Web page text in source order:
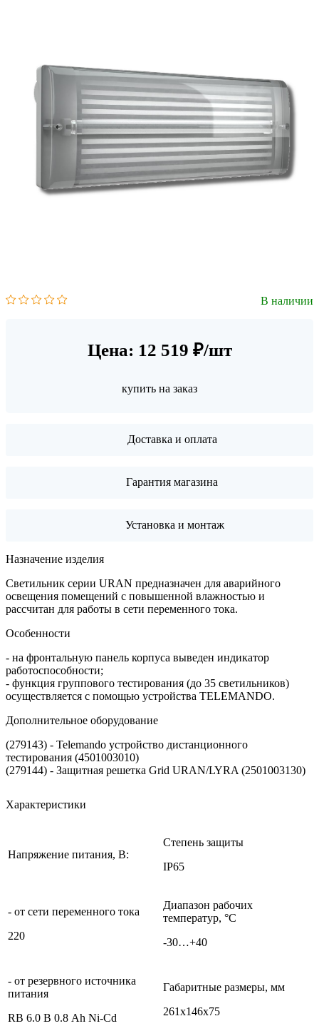
В наличии
Цена: 12 519 ₽/шт
купить на заказ
Доставка и оплата
Гарантия магазина
Установка и монтаж
Назначение изделия
Светильник серии URAN предназначен для аварийного
освещения помещений с повышенной влажностью и
рассчитан для работы в сети переменного тока.
Особенности
- на фронтальную панель корпуса выведен индикатор
работоспособности;
- функция группового теcтирования (до 35 светильников)
осуществляется с помощью устройства TELEMANDO.
Дополнительное оборудование
(279143) - Telemando устройство дистанционного
тестирования (4501003010)
(279144) - Защитная решетка Grid URAN/LYRA (2501003130)
Характеристики
Напряжение питания, B:
Степень защиты
IP65
- от сети переменного тока
220
Диапазон рабочих
температур, °С
-30…+40
- от резервного источника
питания
RB 6.0 В 0.8 Ah Ni-Cd
Габаритные размеры, мм
261х146х75